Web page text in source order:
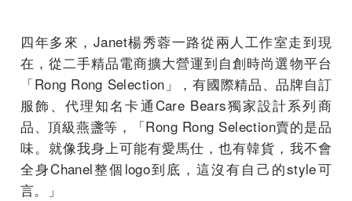
四年多來，Janet楊秀蓉一路從兩人工作室走到現
在，從二手精品電商擴大營運到自創時尚選物平台
「Rong Rong Selection」，有國際精品、品牌自訂
服飾、代理知名卡通Care Bears獨家設計系列商
品、頂級燕盞等，「Rong Rong Selection賣的是品
味。就像我身上可能有愛馬仕，也有韓貨，我不會
全身Chanel整個logo到底，這沒有自己的style可
言。」